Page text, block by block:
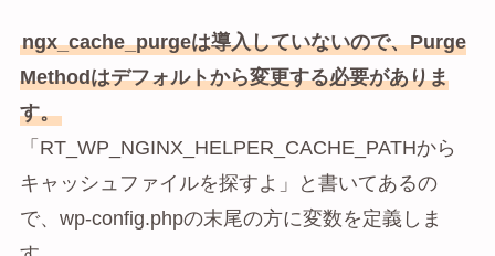
ngx_cache_purgeは導入していないので、Purge
Methodはデフォルトから変更する必要がありま
す。
「RT_WP_NGINX_HELPER_CACHE_PATHから
キャッシュファイルを探すよ」と書いてあるの
で、wp-config.phpの末尾の方に変数を定義しま